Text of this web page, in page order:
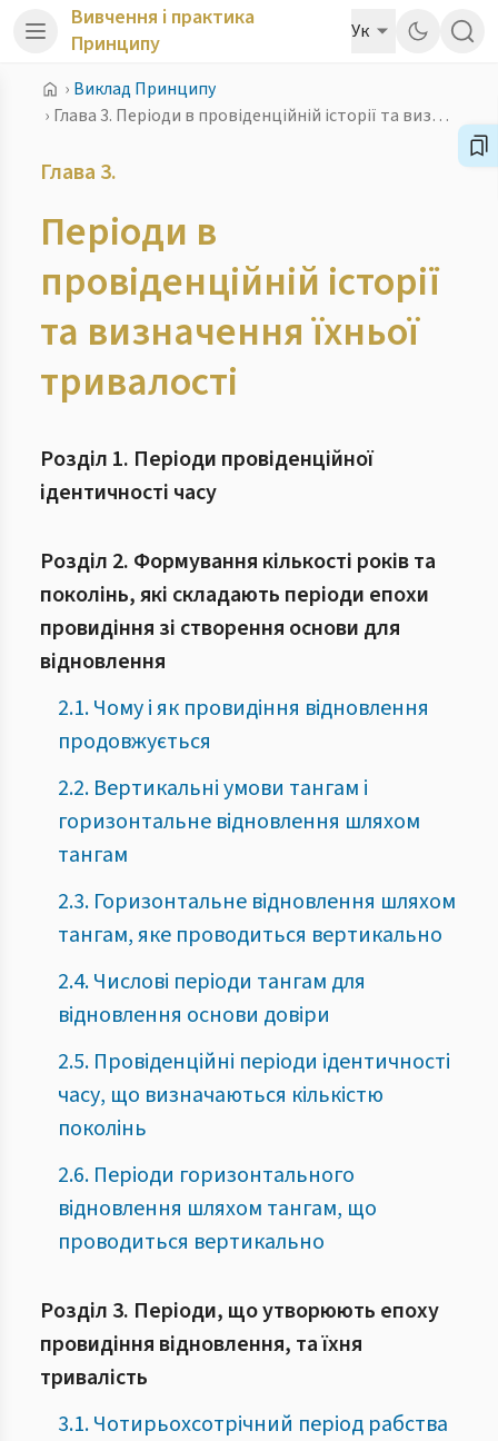
Вивчення і практика
Принципу
Ук
› Виклад Принципу
›
Глава 3. Періоди в провіденційній історії та визначення їхньої тривалості
Глава 3.
Періоди в
провіденційній історії
та визначення їхньої
тривалості
Розділ 1. Періоди провіденційної
ідентичності часу
Розділ 2. Формування кількості років та
поколінь, які складають періоди епохи
провидіння зі створення основи для
відновлення
2.1. Чому і як провидіння відновлення
продовжується
2.2. Вертикальні умови тангам і
горизонтальне відновлення шляхом
тангам
2.3. Горизонтальне відновлення шляхом
тангам, яке проводиться вертикально
2.4. Числові періоди тангам для
відновлення основи довіри
2.5. Провіденційні періоди ідентичності
часу, що визначаються кількістю
поколінь
2.6. Періоди горизонтального
відновлення шляхом тангам, що
проводиться вертикально
Розділ 3. Періоди, що утворюють епоху
провидіння відновлення, та їхня
тривалість
3.1. Чотирьохсотрічний період рабства